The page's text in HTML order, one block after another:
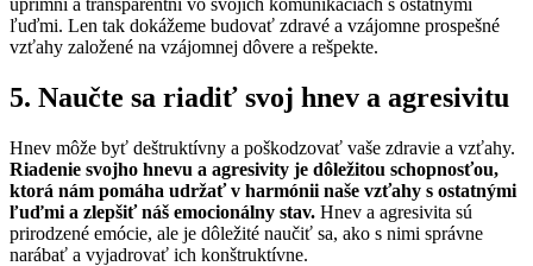
úprimní a transparentní vo svojich komunikáciách s ostatnými
ľuďmi. Len tak dokážeme budovať zdravé a vzájomne prospešné
vzťahy založené na vzájomnej dôvere a rešpekte.
5. Naučte sa riadiť svoj hnev a agresivitu
Hnev môže byť deštruktívny a poškodzovať vaše zdravie a vzťahy.
Riadenie svojho hnevu a agresivity je dôležitou schopnosťou,
ktorá nám pomáha udržať v harmónii naše vzťahy s ostatnými
ľuďmi a zlepšiť náš emocionálny stav. Hnev a agresivita sú
prirodzené emócie, ale je dôležité naučiť sa, ako s nimi správne
narábať a vyjadrovať ich konštruktívne.